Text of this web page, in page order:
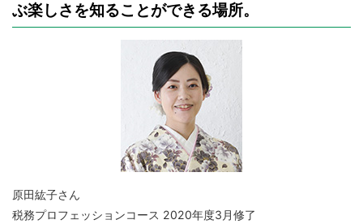
ぶ楽しさを知ることができる場所。
原田紘子さん
税務プロフェッションコース 2020年度3月修了